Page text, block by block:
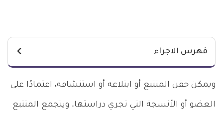
فهرس الاجراء
ويمكن حقن المتتبع أو ابتلاعه أو استنشاقه، اعتمادًا على
العضو أو الأنسجة التي تجري دراستها. ويتجمع المتتبع